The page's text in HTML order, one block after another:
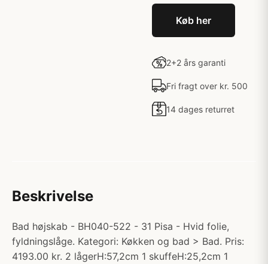
Køb her
2+2 års garanti
Fri fragt over kr. 500
14 dages returret
Beskrivelse
Bad højskab - BH040-522 - 31 Pisa - Hvid folie,
fyldningslåge. Kategori: Køkken og bad > Bad. Pris:
4193.00 kr. 2 lågerH:57,2cm 1 skuffeH:25,2cm 1